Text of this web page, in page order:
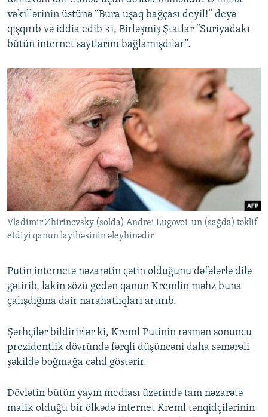
vəkillərinin üstünə “Bura uşaq bağçası deyil!” deyə
qışqırıb və iddia edib ki, Birləşmiş Ştatlar “Suriyadakı
bütün internet saytlarını bağlamışdılar”.
Vladimir Zhirinovsky (solda) Andrei Lugovoi-un (sağda) təklif
etdiyi qanun layihəsinin əleyhinədir
Putin internetə nəzarətin çətin olduğunu dəfələrlə dilə
gətirib, lakin sözü gedən qanun Kremlin məhz buna
çalışdığına dair narahatlıqları artırıb.
Şərhçilər bildirirlər ki, Kreml Putinin rəsmən sonuncu
prezidentlik dövründə fərqli düşüncəni daha səmərəli
şəkildə boğmağa cəhd göstərir.
Dövlətin bütün yayın mediası üzərində tam nəzarətə
malik olduğu bir ölkədə internet Kreml tənqidçilərinin